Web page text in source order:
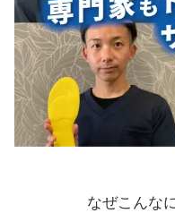
なぜこんな